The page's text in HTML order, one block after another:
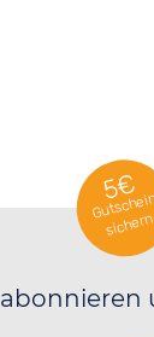
5€
sichern